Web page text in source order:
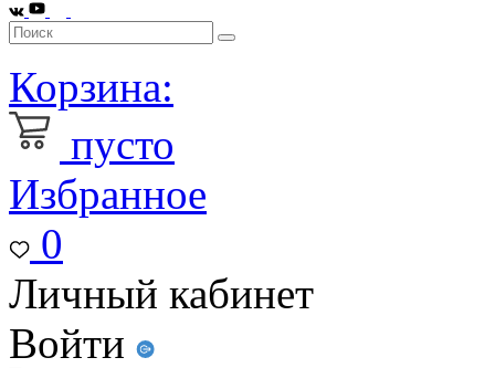
Корзина:
пусто
Избранное
0
Личный кабинет
Войти